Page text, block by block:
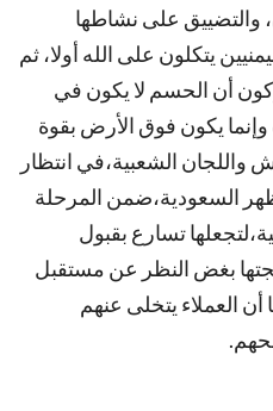
والتضييق على نشاطها
يتكلون على الله أولا، ثم
أن الحسم لا يكون في
وإنما يكون فوق الأرض بقوة
الشعبية،في انتظار
السعودية،ضمن المرحلة
تسارع بقبول
بغض النظر عن مستقبل
أن العملاء يتخلى عنهم